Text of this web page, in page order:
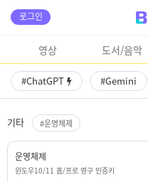
로그인
영상 도서/음악
#ChatGPT #Gemini
기타 #운영체제
운영체제
윈도우10/11 홈/프로 영구 인증키